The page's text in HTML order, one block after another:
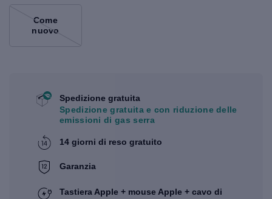
Come
nuovo
Spedizione gratuita
Spedizione gratuita e con riduzione delle
emissioni di gas serra
14 giorni di reso gratuito
Garanzia
Tastiera Apple + mouse Apple + cavo di